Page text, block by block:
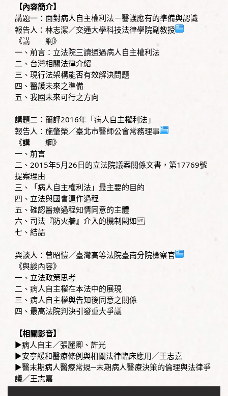
【內容簡介】
講題一：面對病人自主權利法－醫護應有的準備與認識
報告人：林志潔／交通大學科技法律學院副教授
《講 綱》
一、前言：立法院三讀通過病人自主權利法
二、台灣相關法律介紹
三、現行法架構能否有效解決問題
四、醫護未來之準備
五、我國未來可行之方向
講題二：簡評2016年「病人自主權利法」
報告人：施肇榮／臺北市醫師公會常務理事
《講 綱》
一、前言
二、2015年5月26日的立法院議案關係文書，第17769號
提案理由
三、「病人自主權利法」最主要的目的
四、立法與國會運作過程
五、確認醫療過程知情同意的主體
六、司法『防火牆』介入的機制闕如
七、結語
與談人：曾昭愷／臺灣高等法院臺南分院檢察官
《與談內容》
一、立法政策思考
二、病人自主權在本法中的展現
三、病人自主權與告知後同意之關係
四、最高法院判決引發重大爭議
【相關影音】
▶病人自主／張麗卿、許光
▶安寧緩和醫療條例與相關法律臨床應用／王志嘉
▶醫末期病人醫療常規─末期病人醫療決策的倫理與法律爭
議／王志嘉